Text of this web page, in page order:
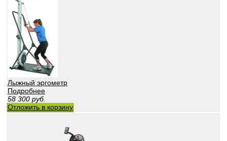
Лыжный эргометр
Подробнее
58 300 руб.
Отложить в корзину